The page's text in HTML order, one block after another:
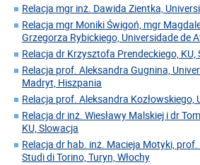
Relacja mgr inż. Dawida Zientka,
Relacja mgr Moniki Świgoń, mgr
Grzegorza Rybickiego, Universidade de
Relacja dr Krzysztofa Prendeckiego, KU,
Relacja prof. Aleksandra Gugnina,
Madryt, Hiszpania
Relacja prof. Aleksandra Kozłowskiego,
Relacja dr inż. Wiesławy Malskiej i dr
KU, Slowacja
Relacja dr hab. inż. Macieja Motyki, prof.
Studi di Torino, Turyn, Włochy